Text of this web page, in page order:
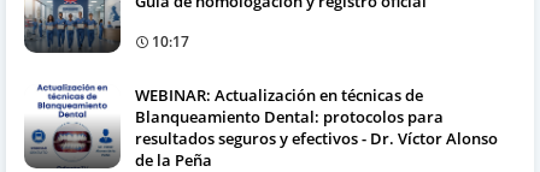
10:17
WEBINAR: Actualización en técnicas de
Blanqueamiento Dental: protocolos para
resultados seguros y efectivos - Dr. Víctor Alonso
de la Peña